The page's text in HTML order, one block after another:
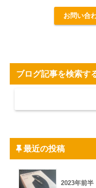
お問い合
ブログ記事を検索す
最近の投稿
2023年前半